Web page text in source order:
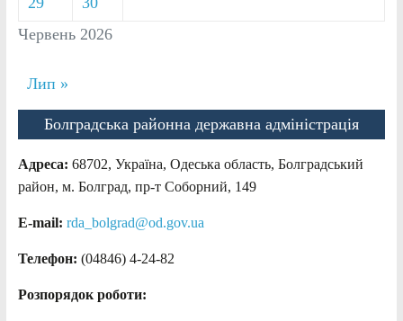
Червень 2026
Лип »
Болградська районна державна адміністрація
Адреса: 68702, Україна, Одеська область, Болградський
район, м. Болград, пр-т Соборний, 149
E-mail: rda_bolgrad@od.gov.ua
Телефон: (04846) 4-24-82
Розпорядок роботи: